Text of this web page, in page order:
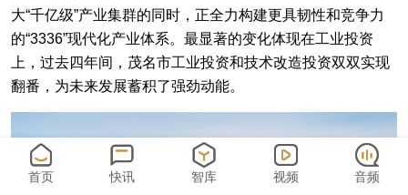
大“千亿级”产业集群的同时，正全力构建更具韧性和竞争力
的“3336”现代化产业体系。最显著的变化体现在工业投资
上，过去四年间，茂名市工业投资和技术改造投资双双实现
翻番，为未来发展蓄积了强劲动能。
首页 快讯 智库 视频 音频